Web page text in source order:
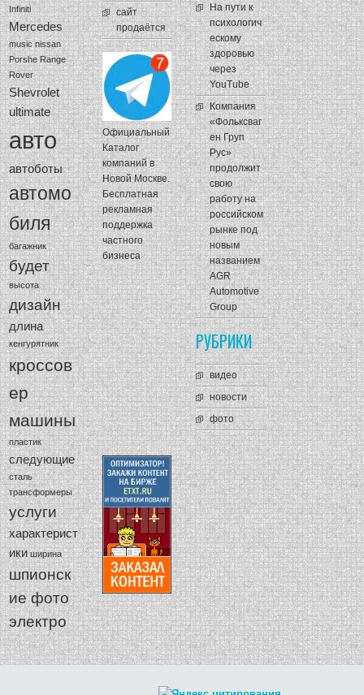
Infiniti
Mercedes
music nissan
Porshe Range
Rover
Shevrolet
ultimate
авто
автоботы
автомо
биля
багажник
будет
высота
дизайн
длина
кенгурятник
кроссов
ер
машины
пластик
следующие
сталь
трансформеры
услуги
характерист
ики ширина
шпионск
ие фото
электро
сайт
продаётся
Официальный
Каталог
компаний в
Новой Москве.
Бесплатная
рекламная
поддержка
частного
бизнеса
На пути к
психологич
ескому
здоровью
через
YouTube
Компания
«Фольксваг
ен Груп
Рус»
продолжит
свою
работу на
российском
рынке под
новым
названием
AGR
Automotive
Group
РУБРИКИ
видео
новости
фото